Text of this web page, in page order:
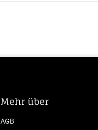
Mehr über
AGB